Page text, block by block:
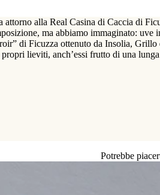
alla Real Casina di Caccia di
ma abbiamo immaginato:
di Ficuzza ottenuto da Insolia,
lieviti, anch’essi frutto di una
Potrebbe